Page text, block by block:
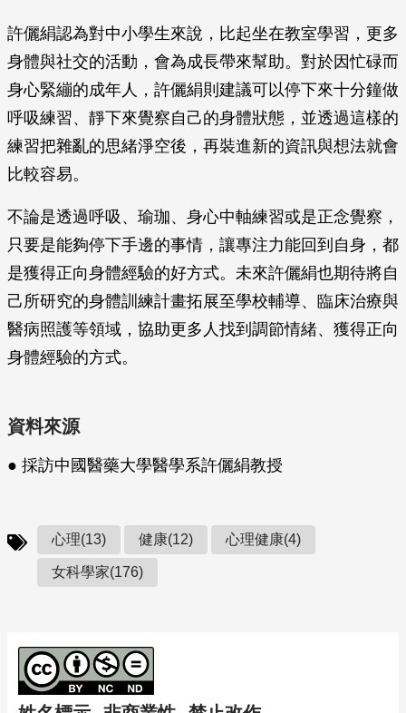
許儷絹認為對中小學生來說，比起坐在教室學習，更多
身體與社交的活動，會為成長帶來幫助。對於因忙碌而
身心緊繃的成年人，許儷絹則建議可以停下來十分鐘做
呼吸練習、靜下來覺察自己的身體狀態，並透過這樣的
練習把雜亂的思緒淨空後，再裝進新的資訊與想法就會
比較容易。
不論是透過呼吸、瑜珈、身心中軸練習或是正念覺察，
只要是能夠停下手邊的事情，讓專注力能回到自身，都
是獲得正向身體經驗的好方式。未來許儷絹也期待將自
己所研究的身體訓練計畫拓展至學校輔導、臨床治療與
醫病照護等領域，協助更多人找到調節情緒、獲得正向
身體經驗的方式。
資料來源
● 採訪中國醫藥大學醫學系許儷絹教授
心理(13) 健康(12) 心理健康(4)
女科學家(176)